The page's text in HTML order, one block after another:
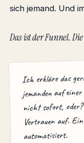
sich jemand. Und
Das ist der Funnel.
Ich erkläre das
jemanden auf
nicht sofort,
Vertrauen auf.
automatisiert.